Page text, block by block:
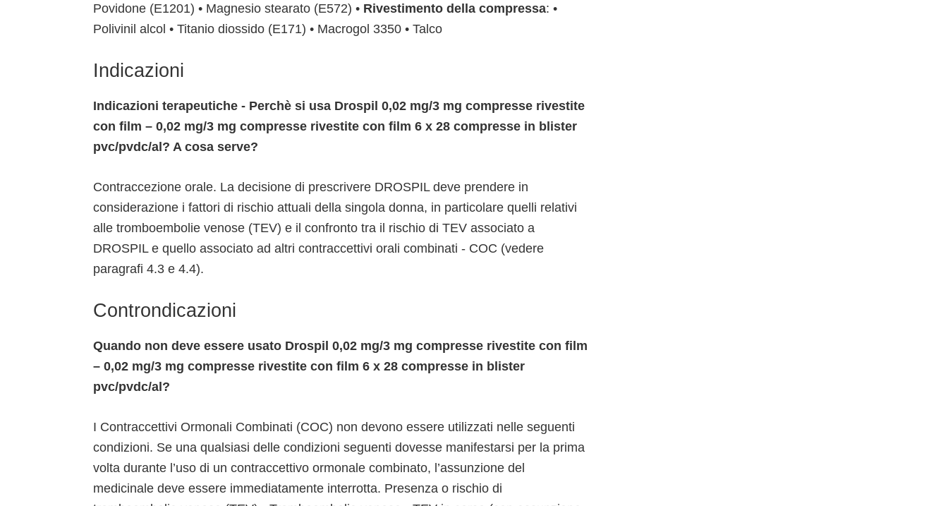
Povidone (E1201) • Magnesio stearato (E572) • Rivestimento della compressa: •
Polivinil alcol • Titanio diossido (E171) • Macrogol 3350 • Talco
Indicazioni
Indicazioni terapeutiche - Perchè si usa Drospil 0,02 mg/3 mg compresse rivestite
con film – 0,02 mg/3 mg compresse rivestite con film 6 x 28 compresse in blister
pvc/pvdc/al? A cosa serve?
Contraccezione orale. La decisione di prescrivere DROSPIL deve prendere in
considerazione i fattori di rischio attuali della singola donna, in particolare quelli relativi
alle tromboembolie venose (TEV) e il confronto tra il rischio di TEV associato a
DROSPIL e quello associato ad altri contraccettivi orali combinati - COC (vedere
paragrafi 4.3 e 4.4).
Controndicazioni
Quando non deve essere usato Drospil 0,02 mg/3 mg compresse rivestite con film
– 0,02 mg/3 mg compresse rivestite con film 6 x 28 compresse in blister
pvc/pvdc/al?
I Contraccettivi Ormonali Combinati (COC) non devono essere utilizzati nelle seguenti
condizioni. Se una qualsiasi delle condizioni seguenti dovesse manifestarsi per la prima
volta durante l’uso di un contraccettivo ormonale combinato, l’assunzione del
medicinale deve essere immediatamente interrotta. Presenza o rischio di